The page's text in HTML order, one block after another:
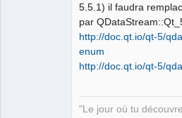
5.5.1) il faudra
par
http://doc.qt.io/qt-5/
enum
http://doc.qt.io/qt-5/
"Le jour où tu